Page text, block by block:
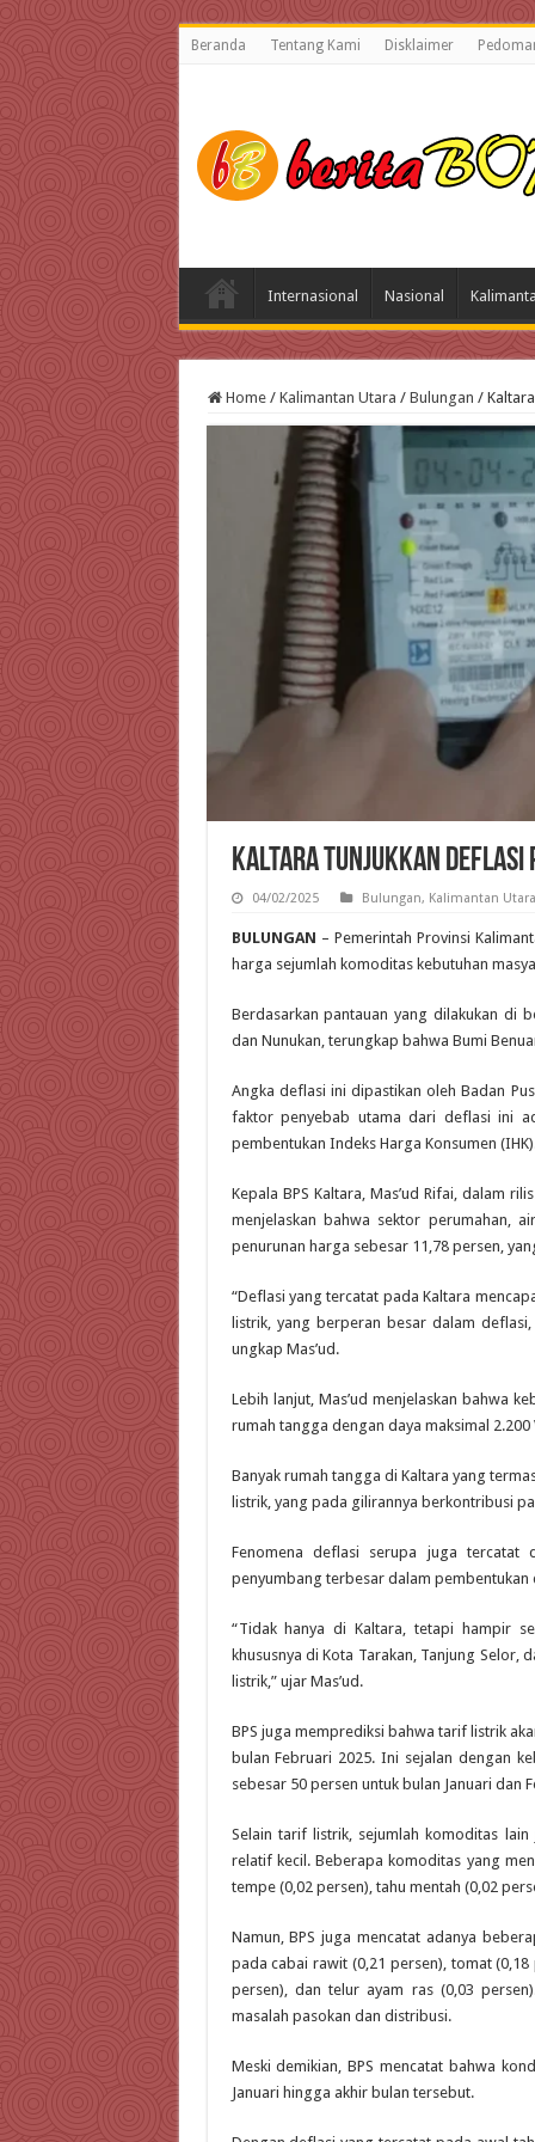
Beranda Tentang Kami Disklaimer
Internasional Nasional
Home / Kalimantan Utara / Bulungan /
Kaltara Tunjukkan Deflasi
04/02/2025 Bulungan, Kalimantan Utara
BULUNGAN – Pemerintah Provinsi
harga sejumlah komoditas kebutuhan
Berdasarkan pantauan yang dilakukan di
dan Nunukan, terungkap bahwa Bumi
Angka deflasi ini dipastikan oleh Badan
faktor penyebab utama dari deflasi ini
pembentukan Indeks Harga Konsumen
Kepala BPS Kaltara, Mas’ud Rifai, dalam
menjelaskan bahwa sektor perumahan,
penurunan harga sebesar 11,78 persen,
“Deflasi yang tercatat pada Kaltara
listrik, yang berperan besar dalam
ungkap Mas’ud.
Lebih lanjut, Mas’ud menjelaskan bahwa
rumah tangga dengan daya maksimal
Banyak rumah tangga di Kaltara yang
listrik, yang pada gilirannya berkontribusi
Fenomena deflasi serupa juga
penyumbang terbesar dalam pembentukan
“Tidak hanya di Kaltara, tetapi hampir
khususnya di Kota Tarakan, Tanjung
listrik,” ujar Mas’ud.
BPS juga memprediksi bahwa tarif listrik
bulan Februari 2025. Ini sejalan dengan
sebesar 50 persen untuk bulan Januari dan
Selain tarif listrik, sejumlah komoditas
relatif kecil. Beberapa komoditas yang
tempe (0,02 persen), tahu mentah (0,02
Namun, BPS juga mencatat adanya
pada cabai rawit (0,21 persen), tomat
persen), dan telur ayam ras (0,03
masalah pasokan dan distribusi.
Meski demikian, BPS mencatat bahwa
Januari hingga akhir bulan tersebut.